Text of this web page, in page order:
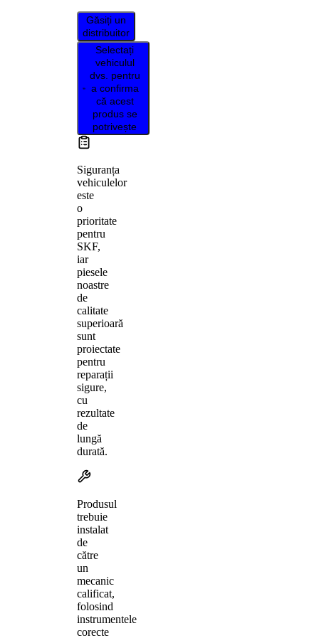
Găsiți un
distribuitor
Selectați
vehiculul
dvs. pentru
a confirma
că acest
produs se
potrivește
Siguranța
vehiculelor
este
o
prioritate
pentru
SKF,
iar
piesele
noastre
de
calitate
superioară
sunt
proiectate
pentru
reparații
sigure,
cu
rezultate
de
lungă
durată.
Produsul
trebuie
instalat
de
către
un
mecanic
calificat,
folosind
instrumentele
corecte